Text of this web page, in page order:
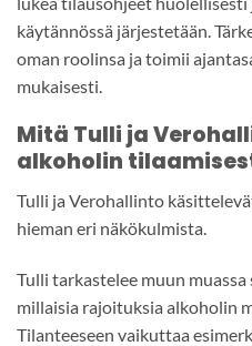
käytännössä järjestetään.
oman roolinsa ja toimii
mukaisesti.
Mitä Tulli ja
alkoholin
Tulli ja Verohallinto
hieman eri näkökulmista.
Tulli tarkastelee muun
millaisia rajoituksia alkoholin
Tilanteeseen vaikuttaa